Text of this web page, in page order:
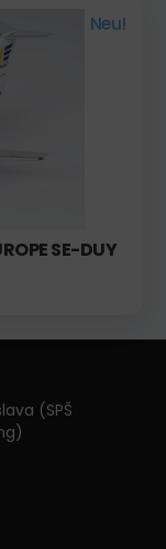
Neu!
SE-DUY
(SPŠ